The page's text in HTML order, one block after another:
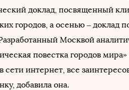
доклад, посвященный
городов, а осенью – доклад
Москвой
повестка городов
сети интернет, все
добавила она.